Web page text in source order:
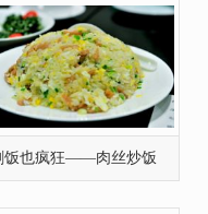
饭也疯狂——肉丝炒饭